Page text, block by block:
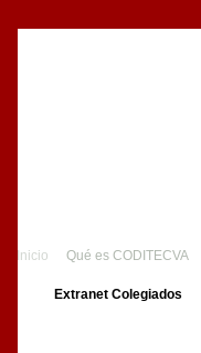
Inicio Qué es CODITECVA
Extranet Colegiados